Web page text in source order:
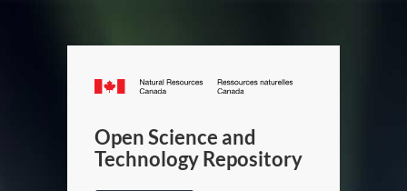
Canada.ca
/
Canada
Open Science and
Technology Repository